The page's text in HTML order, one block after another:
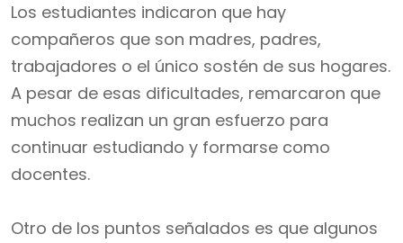
Los estudiantes indicaron que hay
compañeros que son madres, padres,
trabajadores o el único sostén de sus hogares.
A pesar de esas dificultades, remarcaron que
muchos realizan un gran esfuerzo para
continuar estudiando y formarse como
docentes.
Otro de los puntos señalados es que algunos